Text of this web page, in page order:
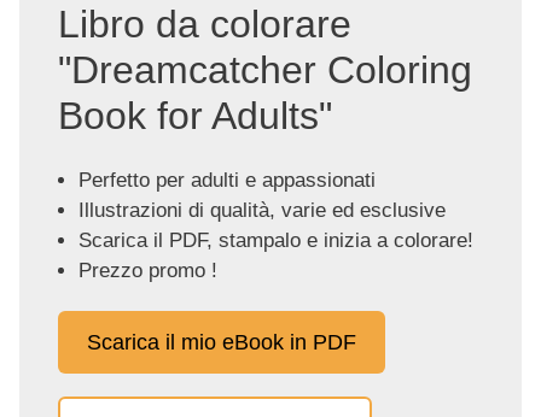
Libro da colorare
"Dreamcatcher Coloring
Book for Adults"
Perfetto per adulti e appassionati
Illustrazioni di qualità, varie ed esclusive
Scarica il PDF, stampalo e inizia a colorare!
Prezzo promo !
Scarica il mio eBook in PDF